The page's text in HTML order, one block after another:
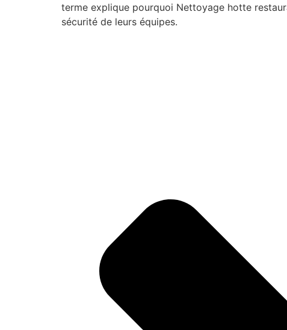
terme explique pourquoi Nettoyage hotte
sécurité de leurs équipes.